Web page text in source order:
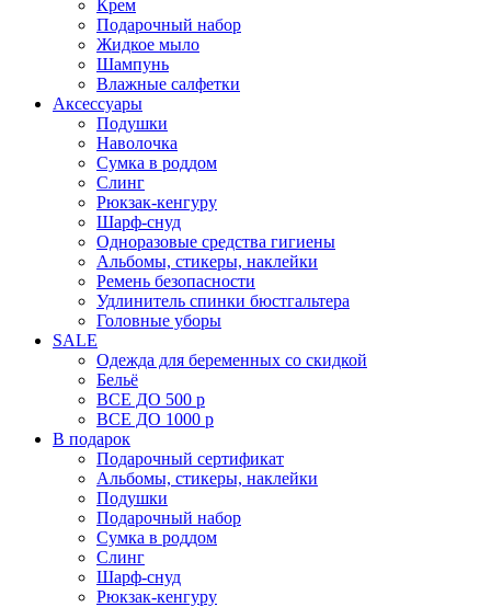
Крем
Подарочный набор
Жидкое мыло
Шампунь
Влажные салфетки
Аксессуары
Подушки
Наволочка
Сумка в роддом
Cлинг
Рюкзак-кенгуру
Шарф-снуд
Одноразовые средства гигиены
Альбомы, стикеры, наклейки
Ремень безопасности
Удлинитель спинки бюстгальтера
Головные уборы
SALE
Одежда для беременных со скидкой
Бельё
ВСЕ ДО 500 р
ВСЕ ДО 1000 р
В подарок
Подарочный сертификат
Альбомы, стикеры, наклейки
Подушки
Подарочный набор
Сумка в роддом
Слинг
Шарф-снуд
Рюкзак-кенгуру